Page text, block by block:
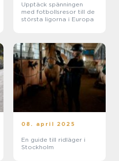
Upptäck spänningen
med fotbollsresor till de
största ligorna i Europa
08. april 2025
En guide till ridläger i
Stockholm